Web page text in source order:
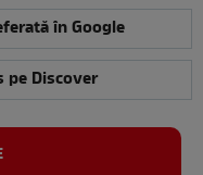
în Google
pe Discover